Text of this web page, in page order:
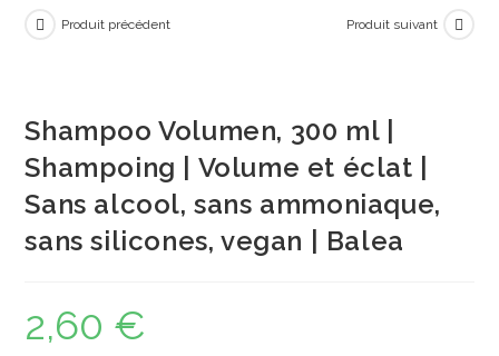
Produit précédent Produit suivant
Shampoo Volumen, 300 ml |
Shampoing | Volume et éclat |
Sans alcool, sans ammoniaque,
sans silicones, vegan | Balea
2,60 €